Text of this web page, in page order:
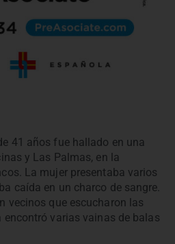
41 años fue hallado en una
y Las Palmas, en la
La mujer presentaba varios
caída en un charco de sangre.
vecinos que escucharon las
varias vainas de balas